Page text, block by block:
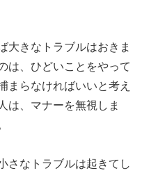
きなトラブルはおきま
は、ひどいことをやって
まらなければいいと考え
は、マナーを無視しま
さなトラブルは起きてし